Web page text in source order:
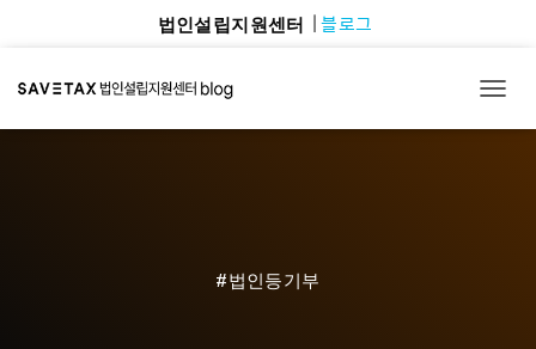
법인설립지원센터 블로그
#법인등기부